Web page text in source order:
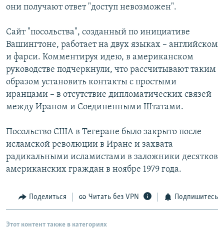
Все сайты РСЕ/РС
они получают ответ "доступ невозможен".
Сайт "посольства", созданный по инициативе
Вашингтоне, работает на двух языках – английском
и фарси. Комментируя идею, в американском
руководстве подчеркнули, что рассчитывают таким
образом установить контакты с простыми
иранцами – в отсутствие дипломатических связей
между Ираном и Соединенными Штатами.
Посольство США в Тегеране было закрыто после
исламской революции в Иране и захвата
радикальными исламистами в заложники десятков
американских граждан в ноябре 1979 года.
Поделиться Читать без VPN Подпишитесь
Этот контент также в категориях